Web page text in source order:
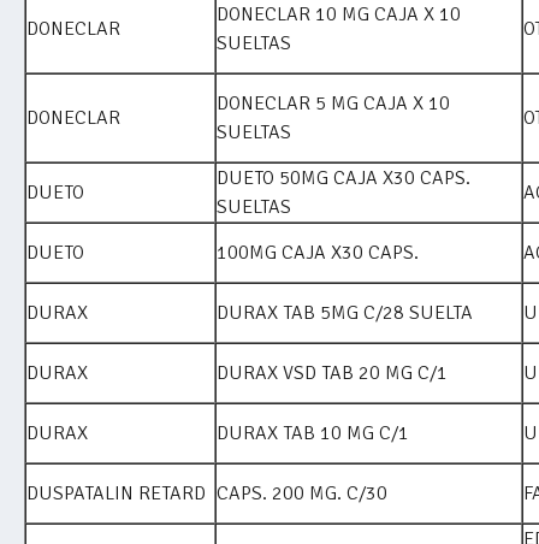
DONECLAR
DONECLAR 10 MG CAJA X 10
SUELTAS
DONECLAR
DONECLAR 5 MG CAJA X 10
SUELTAS
DUETO
DUETO 50MG CAJA X30 CAPS.
SUELTAS
DUETO 100MG CAJA X30 CAPS.
DURAX DURAX TAB 5MG C/28 SUELTA
DURAX DURAX VSD TAB 20 MG C/1
DURAX DURAX TAB 10 MG C/1
DUSPATALIN RETARD CAPS. 200 MG. C/30